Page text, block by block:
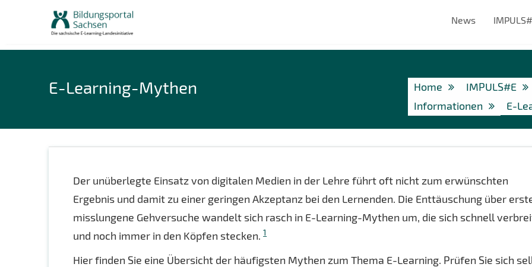
News
E-Learning-Mythen Home IMPULS#E
Informationen
E-
Der unüberlegte Einsatz von digitalen Medien in der Lehre führt oft nicht zum erwünschten
Ergebnis und damit zu einer geringen Akzeptanz bei den Lernenden. Die Enttäuschung über
misslungene Gehversuche wandelt sich rasch in E-Learning-Mythen um, die sich schnell
und noch immer in den Köpfen stecken.1
Hier finden Sie eine Übersicht der häufigsten Mythen zum Thema E-Learning. Prüfen Sie sich